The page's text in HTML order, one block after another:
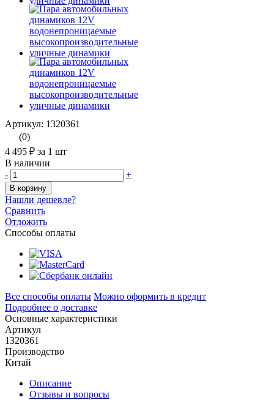
Артикул: 1320361
(0)
4 495 ₽ за 1 шт
В наличии
-
+
В корзину
Нашли дешевле?
Сравнить
Отложить
Способы оплаты
Все способы оплаты Можно оформить в кредит
Подробнее о доставке
Основные характеристики
Артикул
1320361
Производство
Китай
Описание
Отзывы и вопросы